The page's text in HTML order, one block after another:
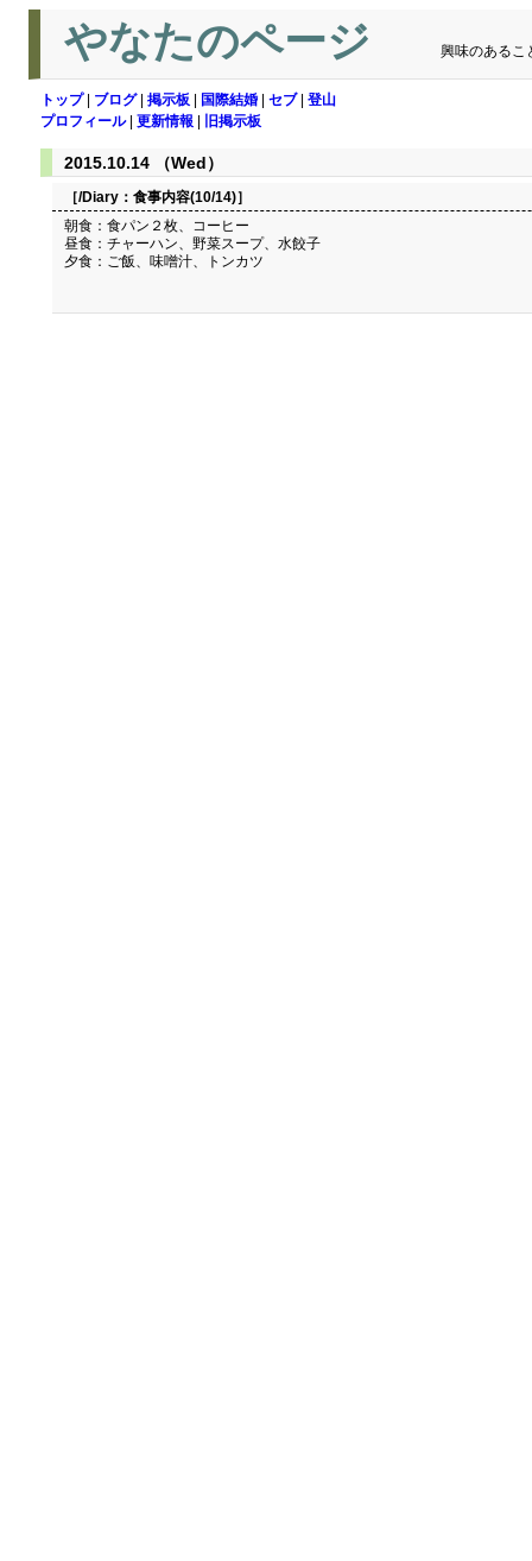
やなたのページ 興味のあるこ
トップ| ブログ| 掲示板 国際結婚 セブ| 登山
プロフィール| 更新情報 旧掲示板
2015.10.14 （Wed）
［/Diary： 食事内容(10/14)］
朝食：食パン２枚、コーヒー
昼食：チャーハン、野菜スープ、水餃子
夕食：ご飯、味噌汁、トンカツ